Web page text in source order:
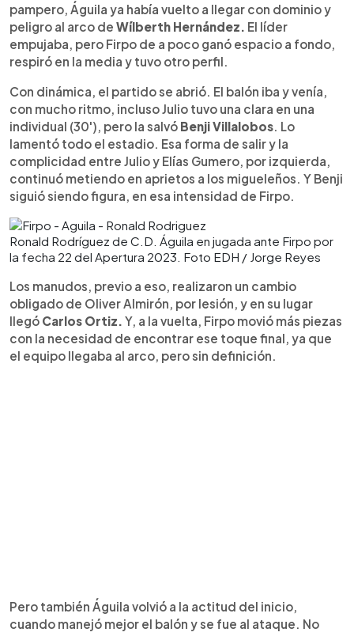
pampero, Águila ya había vuelto a llegar con dominio y
peligro al arco de Wílberth Hernández. El líder
empujaba, pero Firpo de a poco ganó espacio a fondo,
respiró en la media y tuvo otro perfil.
Con dinámica, el partido se abrió. El balón iba y venía,
con mucho ritmo, incluso Julio tuvo una clara en una
individual (30'), pero la salvó Benji Villalobos. Lo
lamentó todo el estadio. Esa forma de salir y la
complicidad entre Julio y Elías Gumero, por izquierda,
continuó metiendo en aprietos a los migueleños. Y Benji
siguió siendo figura, en esa intensidad de Firpo.
Ronald Rodríguez de C.D. Águila en jugada ante Firpo por
la fecha 22 del Apertura 2023. Foto EDH / Jorge Reyes
Los manudos, previo a eso, realizaron un cambio
obligado de Oliver Almirón, por lesión, y en su lugar
llegó Carlos Ortiz. Y, a la vuelta, Firpo movió más piezas
con la necesidad de encontrar ese toque final, ya que
el equipo llegaba al arco, pero sin definición.
Pero también Águila volvió a la actitud del inicio,
cuando manejó mejor el balón y se fue al ataque. No